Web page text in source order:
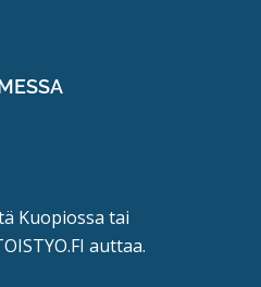
Kuopiossa tai
auttaa.